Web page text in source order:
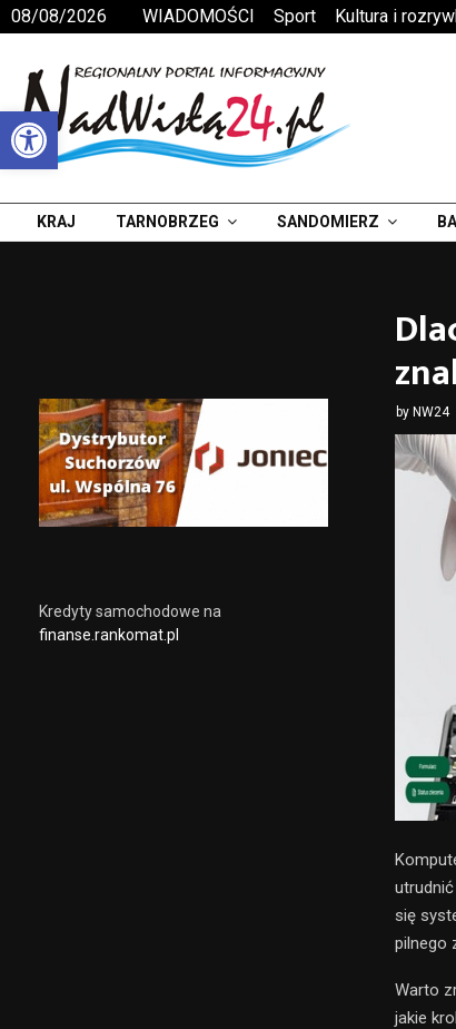
Otwórz pasek narzędzi
08/08/2026 WIADOMOŚCI Sport Kultura i
KRAJ TARNOBRZEG SANDOMIERZ
by NW24
się
pilnego
Warto
jakie
Kredyty samochodowe na
finanse.rankomat.pl